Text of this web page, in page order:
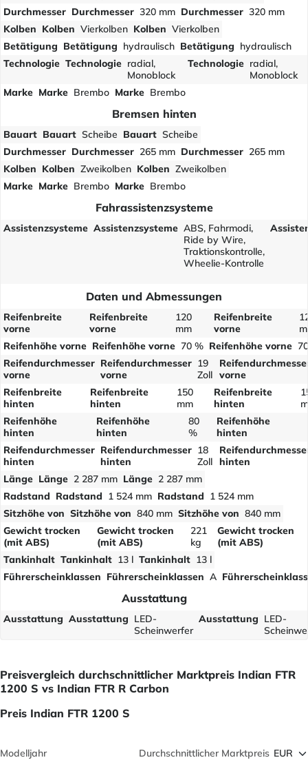
Durchmesser Durchmesser 320 mm Durchmesser 320 mm
Kolben Kolben Vierkolben Kolben Vierkolben
Betätigung Betätigung hydraulisch Betätigung hydraulisch
Technologie Technologie radial,
Monoblock
Technologie radial,
Monoblock
Marke Marke Brembo Marke Brembo
Bremsen hinten
Bauart Bauart Scheibe Bauart Scheibe
Durchmesser Durchmesser 265 mm Durchmesser 265 mm
Kolben Kolben Zweikolben Kolben Zweikolben
Marke Marke Brembo Marke Brembo
Fahrassistenzsysteme
Assistenzsysteme Assistenzsysteme ABS, Fahrmodi,
Ride by Wire,
Traktionskontrolle,
Wheelie-Kontrolle
Daten und Abmessungen
Reifenbreite
vorne
Reifenbreite
vorne
120
mm
Reifenbreite
vorne
Reifenhöhe vorne Reifenhöhe vorne 70 % Reifenhöhe vorne
Reifendurchmesser
vorne
Reifendurchmesser
vorne
19
Zoll vorne
Reifenbreite
hinten
Reifenbreite
hinten
150
mm
Reifenbreite
hinten
Reifenhöhe
hinten
Reifenhöhe
hinten
80
%
Reifenhöhe
hinten
Reifendurchmesser
hinten
Reifendurchmesser
hinten
18
Zoll hinten
Länge Länge 2 287 mm Länge 2 287 mm
Radstand Radstand 1 524 mm Radstand
1 524 mm
Sitzhöhe von Sitzhöhe von 840 mm Sitzhöhe von 840 mm
Gewicht trocken
(mit ABS)
Gewicht trocken
(mit ABS)
221
kg
Gewicht trocken
(mit ABS)
Tankinhalt Tankinhalt 13 l Tankinhalt 13 l
Führerscheinklassen Führerscheinklassen A
Ausstattung
Ausstattung Ausstattung LED-
Scheinwerfer
Ausstattung LED-
Preisvergleich durchschnittlicher Marktpreis Indian FTR
1200 S vs Indian FTR R Carbon
Preis Indian FTR 1200 S
Modelljahr Durchschnittlicher Marktpreis